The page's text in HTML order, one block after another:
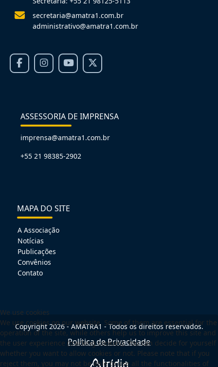
secretaria@amatra1.com.br
administrativo@amatra1.com.br
ASSESSORIA DE IMPRENSA
imprensa@amatra1.com.br
+55 21 98385-2902
MAPA DO SITE
A Associação
Notícias
Publicações
Convênios
Contato
Copyright 2026 - AMATRA1 - Todos os direitos reservados.
Política de Privacidade
We use cookies
We use cookies on our website. Some of them are essential for the
operation of the site, while others help us to improve this site and
the user experience (tracking cookies). You can decide for yourself
whether you want to allow cookies or not. Please note that if you
reject them, you may not be able to use all the functionalities of